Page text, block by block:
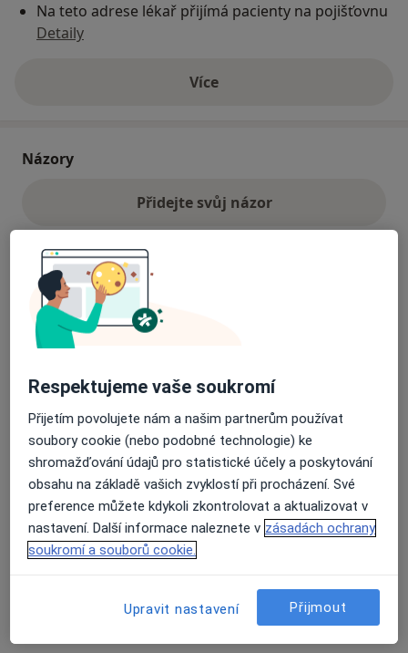
Na teto adrese lékař přijímá pacienty na pojišťovnu
Detaily
Víceo adrese
Názory
Přidejte svůj názor
96 názorů
Recenze pacientů jsou pro nás důležité.
odstranění nebo změnu recenze pacienta.
Další informace.
Další informace o názorech
Hledejte v názorech
Respektujeme vaše soukromí
Přijetím povolujete nám a našim partnerům používat
soubory cookie (nebo podobné technologie) ke
shromažďování údajů pro statistické účely a poskytování
obsahu na základě vašich zvyklostí při procházení. Své
preference můžete kdykoli zkontrolovat a aktualizovat v
nastavení. Další informace naleznete v zásadách ochrany
soukromí a souborů cookie.
Upravit nastavení Přijmout